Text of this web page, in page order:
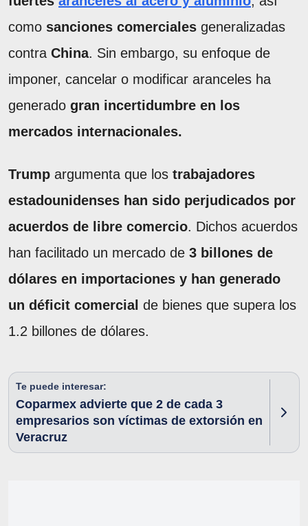
como sanciones comerciales generalizadas
contra China. Sin embargo, su enfoque de
imponer, cancelar o modificar aranceles ha
generado gran incertidumbre en los
mercados internacionales.
Trump argumenta que los trabajadores
estadounidenses han sido perjudicados por
acuerdos de libre comercio. Dichos acuerdos
han facilitado un mercado de 3 billones de
dólares en importaciones y han generado
un déficit comercial de bienes que supera los
1.2 billones de dólares.
Te puede interesar:
Coparmex advierte que 2 de cada 3
empresarios son víctimas de extorsión en
Veracruz